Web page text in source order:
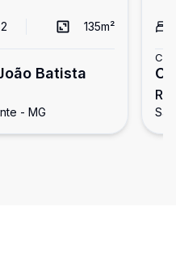
2 135m²
Batista
- MG